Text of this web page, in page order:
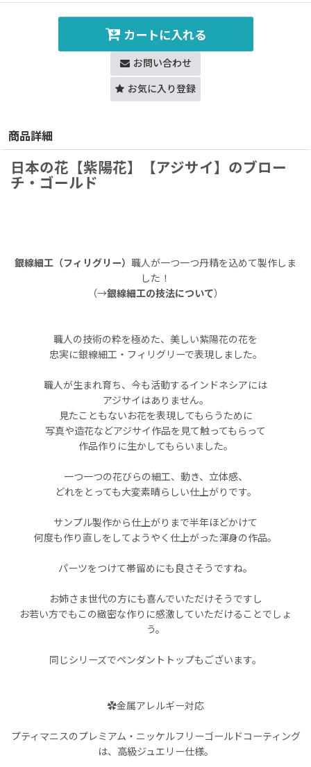
カートに入れる
お問い合わせ
お気に入り登録
商品詳細
日本の花【紫陽花】【アジサイ】のブロー
チ・ゴールド
銀線細工（フィリグリー） 職人が一つ一つ丹精を込めて製作しま
した！
（→銀線細工の技法について）
職人の技術の粋を極めた、美しい紫陽花の花を
忠実に銀線細工・フィリグリーで表現しました。
職人が生まれ育ち、今も活動するインドネシアには
アジサイはありません。
見たこともないお花を表現してもらうために
写真や造花などアジサイ作品を見て触ってもらって
作品作りに生かしてもらいました。
一つ一つの花びらの細工、動き、立体感、
どれをとっても大変素晴らしい仕上がりです。
サンプル製作から仕上がりまで半年ほどかけて
何度も作り直しをしてようやく仕上がった渾身の作品。
パーツをつけて帯留めにも良さそうですね。
お姉さま世代の方にも喜んでいただけそうですし
お若い方でもこの緻密な作りに感激していただけることでしょ
う。
同じシリーズでペンダントトップもございます。
✿金属アレルギー対応
プティマニスのプレミアム・ニッケルフリーゴールドコーティング
は、高級ジュエリー仕様。